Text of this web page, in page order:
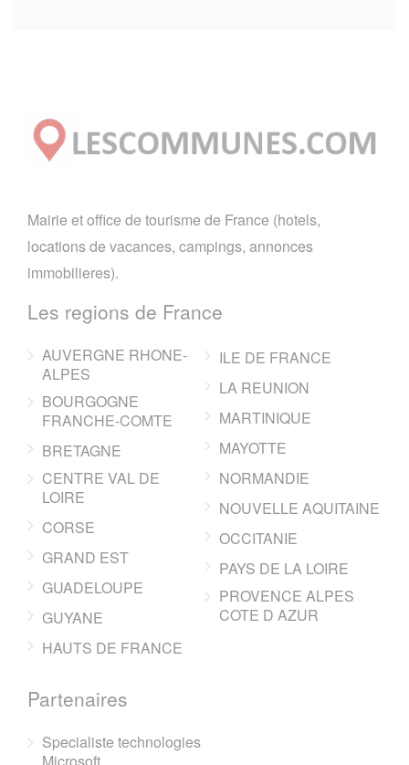
Mairie et office de tourisme de France (hotels,
locations de vacances, campings, annonces
immobilieres).
Les regions de France
AUVERGNE RHONE-
ALPES
BOURGOGNE
FRANCHE-COMTE
BRETAGNE
CENTRE VAL DE
LOIRE
CORSE
GRAND EST
GUADELOUPE
GUYANE
HAUTS DE FRANCE
ILE DE FRANCE
LA REUNION
MARTINIQUE
MAYOTTE
NORMANDIE
NOUVELLE AQUITAINE
OCCITANIE
PAYS DE LA LOIRE
PROVENCE ALPES
COTE D AZUR
Partenaires
Specialiste technologies